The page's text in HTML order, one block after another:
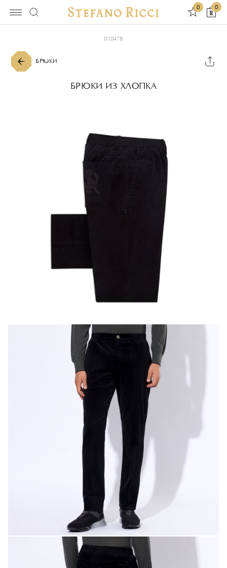
0 0
010478
БРЮКИ
БРЮКИ ИЗ ХЛОПКА